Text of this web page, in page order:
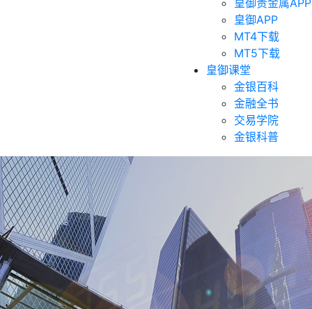
皇御贵金属APP
皇御APP
MT4下载
MT5下载
皇御课堂
金银百科
金融全书
交易学院
金银科普